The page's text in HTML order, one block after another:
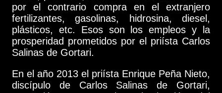
por el contrario compra en el extranjero
fertilizantes, gasolinas, hidrosina, diesel,
plásticos, etc. Esos son los empleos y la
prosperidad prometidos por el priísta Carlos
Salinas de Gortari.
En el año 2013 el priísta Enrique Peña Nieto,
discípulo de Carlos Salinas de Gortari,